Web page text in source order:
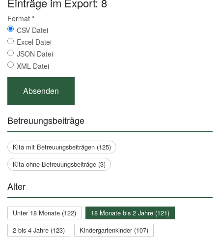
Format *
CSV Datei
Excel Datei
JSON Datei
XML Datei
Betreuungsbeiträge
Kita mit Betreuungsbeiträgen (125)
Kita ohne Betreuungsbeiträge (3)
Alter
Unter 18 Monate (122)
18 Monate bis 2 Jahre (121)
2 bis 4 Jahre (123)
Kindergartenkinder (107)